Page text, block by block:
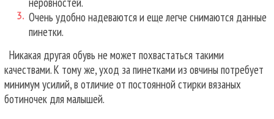
Очень удобно надеваются и еще легче снимаются данные
пинетки.
Никакая другая обувь не может похвастаться такими
качествами. К тому же, уход за пинетками из овчины потребует
минимум усилий, в отличие от постоянной стирки вязаных
ботиночек для малышей.